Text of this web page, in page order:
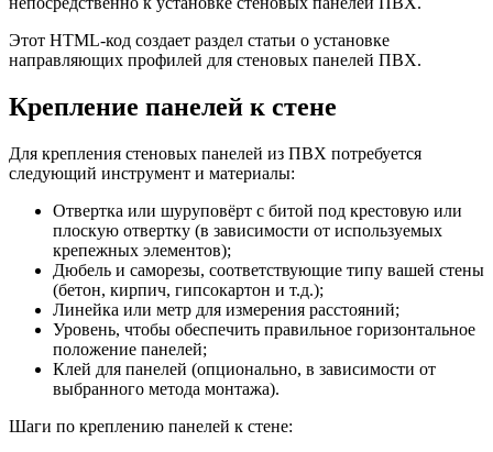
Этот HTML-код создает раздел статьи о установке
направляющих профилей для стеновых панелей ПВХ.
Крепление панелей к стене
Для крепления стеновых панелей из ПВХ потребуется
следующий инструмент и материалы:
Отвертка или шуруповёрт с битой под крестовую или
плоскую отвертку (в зависимости от используемых
крепежных элементов);
Дюбель и саморезы, соответствующие типу вашей стены
(бетон, кирпич, гипсокартон и т.д.);
Линейка или метр для измерения расстояний;
Уровень, чтобы обеспечить правильное горизонтальное
положение панелей;
Клей для панелей (опционально, в зависимости от
выбранного метода монтажа).
Шаги по креплению панелей к стене: